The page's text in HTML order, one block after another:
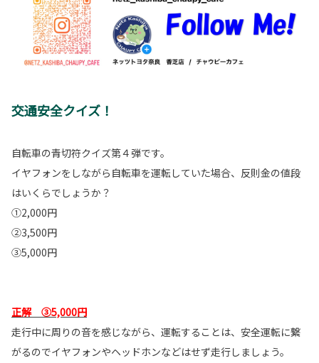
交通安全クイズ！
自転車の青切符クイズ第４弾です。
イヤフォンをしながら自転車を運転していた場合、反則金の値段
はいくらでしょうか？
①2,000円
②3,500円
③5,000円
正解 ③5,000円
走行中に周りの音を感じながら、運転することは、安全運転に繋
がるのでイヤフォンやヘッドホンなどはせず走行しましょう。